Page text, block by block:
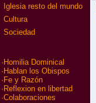
Iglesia resto del mundo
Cultura
Sociedad
· Homilia Dominical
· Hablan los Obispos
· Fe y Razón
· Reflexion en libertad
·Colaboraciones